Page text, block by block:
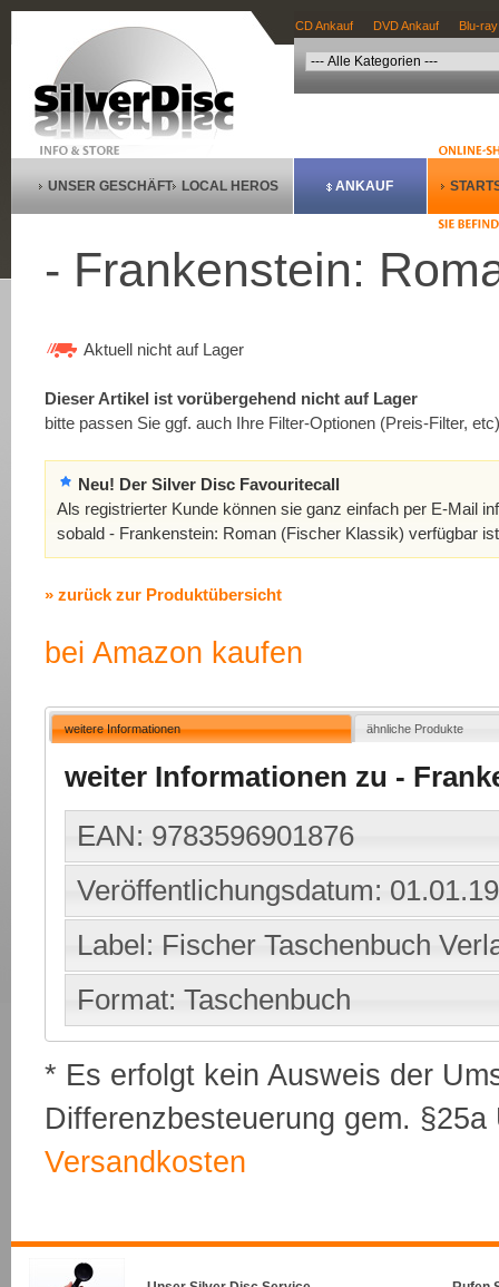
CD Ankauf DVD Ankauf Blu-
UNSER GESCHÄFT LOCAL HEROS ANKAUF
- Frankenstein:
Aktuell nicht auf Lager
Dieser Artikel ist vorübergehend nicht auf Lager
bitte passen Sie ggf. auch Ihre Filter-Optionen (Preis-Filter,
Neu! Der Silver Disc Favouritecall
Als registrierter Kunde können sie ganz einfach per E-Mail
sobald - Frankenstein: Roman (Fischer Klassik) verfügbar
» zurück zur Produktübersicht
bei Amazon kaufen
weitere Informationen ähnliche Produkte
weiter Informationen zu -
EAN: 9783596901876
Veröffentlichungsdatum:
Label: Fischer Taschenbuch
Format: Taschenbuch
* Es erfolgt kein Ausweis der
Differenzbesteuerung gem.
Versandkosten